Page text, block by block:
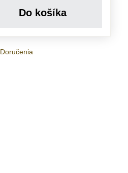
Do košíka
Doručenia